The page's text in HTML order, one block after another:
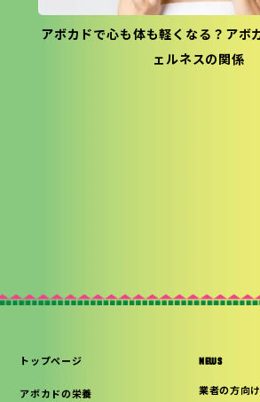
アボカドで心も体も軽くなる？アボ
ェルネスの関係
トップページ
アボカドの栄養
NEWS
業者の方向け